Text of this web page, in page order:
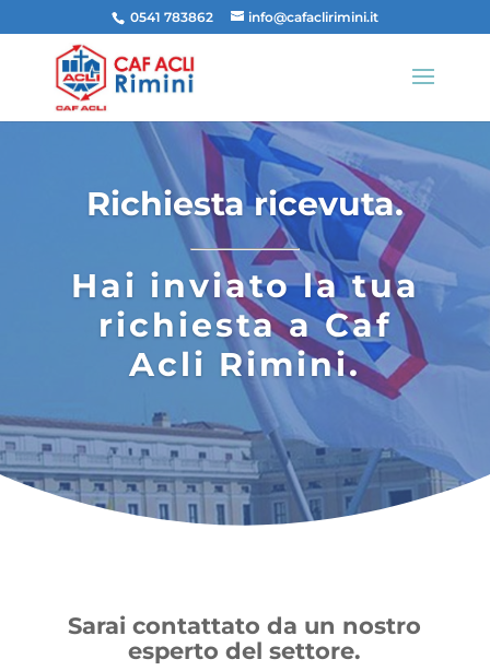
0541 783862 info@cafaclirimini.it
Richiesta ricevuta.
Hai inviato la tua
richiesta a Caf
Acli Rimini.
Sarai contattato da un nostro
esperto del settore.